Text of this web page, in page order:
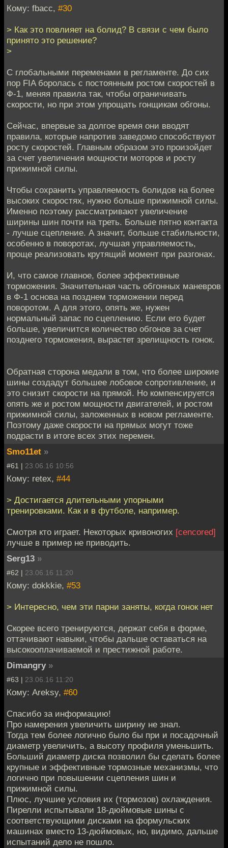
Кому: fbacc, #30
> Как это повлияет на болид? В связи с чем было
принято это решение?
>
С глобальными переменами в регламенте. До сих
пор FIA боролась с постоянным ростом скоростей в
Ф-1, меняя правила так, чтобы ограничивать
скорости, но при этом упрощать гонщикам обгоны.
Сейчас, впервые за долгое время они вводят
правила, которые напротив заведомо способствуют
росту скоростей. Главным образом это произойдет
за счет увеличения мощности моторов и росту
прижимной силы.
Чтобы сохранить управляемость болидов на более
высоких скоростях, нужно больше прижимной силы.
Именно поэтому рассматривают увеличение
ширины шин почти на треть. Больше пятно контакта
- лучше сцепление. А значит, больше стабильности,
особенно в поворотах, лучшая управляемость,
проще реализовать крутящий момент при разгонах.
И, что самое главное, более эффективные
торможения. Значительная часть обгонных маневров
в Ф-1 основа на позднем торможении перед
поворотом. А для этого, опять же, нужен
нормальный запас по сцеплению. Если его будет
больше, увеличится количество обгонов за счет
позднего торможения, вырастет зрелищность гонок.
Обратная сторона медали в том, что более широкие
шины создадут большее лобовое сопротивление, и
это снизит скорости на прямой. Но компенсируется
опять же и ростом мощности двигателей, и ростом
прижимной силы, заложенных в новом регламенте.
Поэтому даже скорости на прямых могут тоже
подрасти в итоге всех этих перемен.
Smo11et »
#61 | 23.06.16 10:56
Кому: retex, #44
> Достигается длительными упорными
тренировками. Как и в футболе, например.
Смотря кто играет. Некоторых кривоногих [сencored]
лучше в пример не приводить.
Serg13 »
#62 | 23.06.16 11:20
Кому: dokkkie, #53
> Интересно, чем эти парни заняты, когда гонок нет
Скорее всего тренируются, держат себя в форме,
оттачивают навыки, чтобы дальше оставаться на
высокооплачиваемой и престижной работе.
Dimangry »
#63 | 23.06.16 11:20
Кому: Areksy, #60
Спасибо за информацию!
Про намерения увеличить ширину не знал.
Тогда тем более логично было бы при и посадочный
диаметр увеличить, а высоту профиля уменьшить.
Больший диаметр диска позволил бы сделать более
крупные и эффективные тормозные механизмы, что
логично при повышении сцепления шин и
прижимной силы.
Плюс, лучшие условия их (тормозов) охлаждения.
Пирелли испытывали 18-дюймовые шины с
соответствующими дисками на формульских
машинах вместо 13-дюймовых, но, видимо, дальше
испытаний дело не пошло.